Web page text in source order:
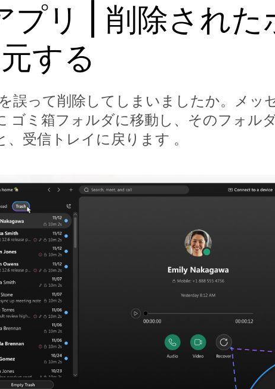
プリ | 削除された
する
誤って削除してしまいましたか。メッ
ゴミ箱フォルダに移動し、そのフォル
受信トレイに戻ります 。